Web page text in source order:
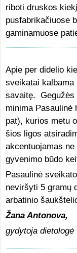
riboti druskos
pusfabrikačiuose
gaminamuose
Apie per didelio
sveikatai kalbama
savaitę.
minima Pasaulinė
pat), kurios metu
šios ligos
akcentuojamas
gyvenimo būdo
Pasaulinė
neviršyti 5 gramų
arbatinio
Žana Antonova,
gydytoja dietologė